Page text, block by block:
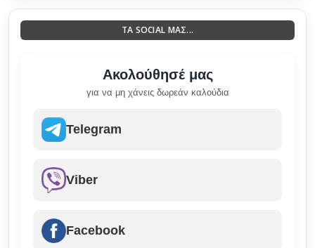
ΤΑ SOCIAL ΜΑΣ...
Ακολούθησέ μας
για να μη χάνεις δωρεάν καλούδια
Telegram
Viber
Facebook